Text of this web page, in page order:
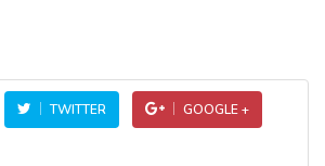
TWITTER GOOGLE +